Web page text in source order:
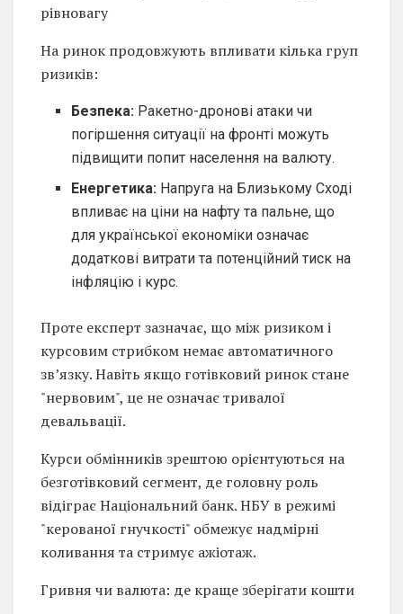
рівновагу
На ринок продовжують впливати кілька груп
ризиків:
Безпека: Ракетно-дронові атаки чи
погіршення ситуації на фронті можуть
підвищити попит населення на валюту.
Енергетика: Напруга на Близькому Сході
впливає на ціни на нафту та пальне, що
для української економіки означає
додаткові витрати та потенційний тиск на
інфляцію і курс.
Проте експерт зазначає, що між ризиком і
курсовим стрибком немає автоматичного
зв’язку. Навіть якщо готівковий ринок стане
"нервовим", це не означає тривалої
девальвації.
Курси обмінників зрештою орієнтуються на
безготівковий сегмент, де головну роль
відіграє Національний банк. НБУ в режимі
"керованої гнучкості" обмежує надмірні
коливання та стримує ажіотаж.
Гривня чи валюта: де краще зберігати кошти